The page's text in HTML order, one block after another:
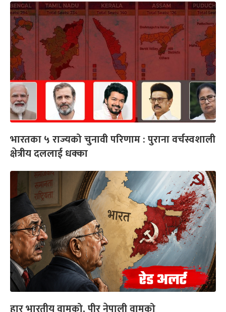
भारतका ५ राज्यको चुनावी परिणाम : पुराना वर्चस्वशाली
क्षेत्रीय दललाई धक्का